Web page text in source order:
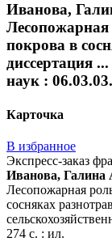
Иванова,
Лесопожарная
покрова в
диссертация
наук :
Карточка
В избранное
Экспресс-заказ
Иванова, Галина
Лесопожарная
сосняках
274 с. : ил.